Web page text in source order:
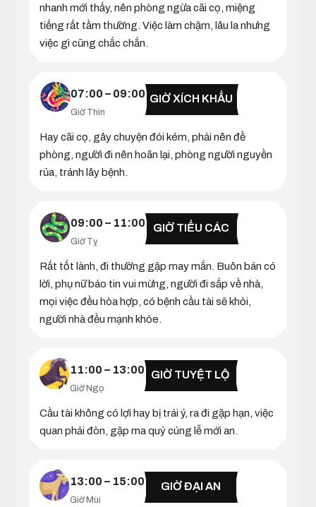
nhanh mới thấy, nên phòng ngừa cãi cọ, miệng
tiếng rất tầm thường. Việc làm chậm, lâu la nhưng
việc gì cũng chắc chắn.
07:00 – 09:00
Giờ Thìn
GIỜ XÍCH KHẨU
Hay cãi cọ, gây chuyện đói kém, phải nên đề
phòng, người đi nên hoãn lại, phòng người nguyền
rủa, tránh lây bệnh.
09:00 – 11:00
Giờ Tỵ
GIỜ TIỂU CÁC
Rất tốt lành, đi thường gặp may mắn. Buôn bán có
lời, phụ nữ báo tin vui mừng, người đi sắp về nhà,
mọi việc đều hòa hợp, có bệnh cầu tài sẽ khỏi,
người nhà đều mạnh khỏe.
11:00 – 13:00
Giờ Ngọ
GIỜ TUYỆT LỘ
Cầu tài không có lợi hay bị trái ý, ra đi gặp hạn, việc
quan phải đòn, gặp ma quỷ cúng lễ mới an.
13:00 – 15:00
Giờ Mùi
GIỜ ĐẠI AN